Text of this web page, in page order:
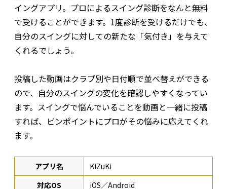
イングアプリ。プロによるスイング診断をなんと無料
で受けることができます。1度診断を受けるだけでも、
自分のスイングに対しての新たな「気付き」を与えて
くれるでしょう。
投稿した動画はクラブ別や日付順で並べ替えができる
ので、自分のスイングの変化を確認しやすくなってい
ます。スイングで悩んでいることを動画と一緒に投稿
すれば、ピンポイントにプロがその悩みに応えてくれ
ます。
アプリ名
KiZuKi
対応OS
iOS／Android